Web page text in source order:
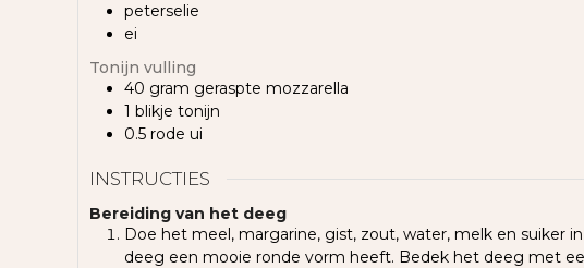
peterselie
ei
Tonijn vulling
40 gram geraspte mozzarella
1 blikje tonijn
0.5 rode ui
INSTRUCTIES
Bereiding van het deeg
Doe het meel, margarine, gist, zout, water, melk en suiker
deeg een mooie ronde vorm heeft. Bedek het deeg met